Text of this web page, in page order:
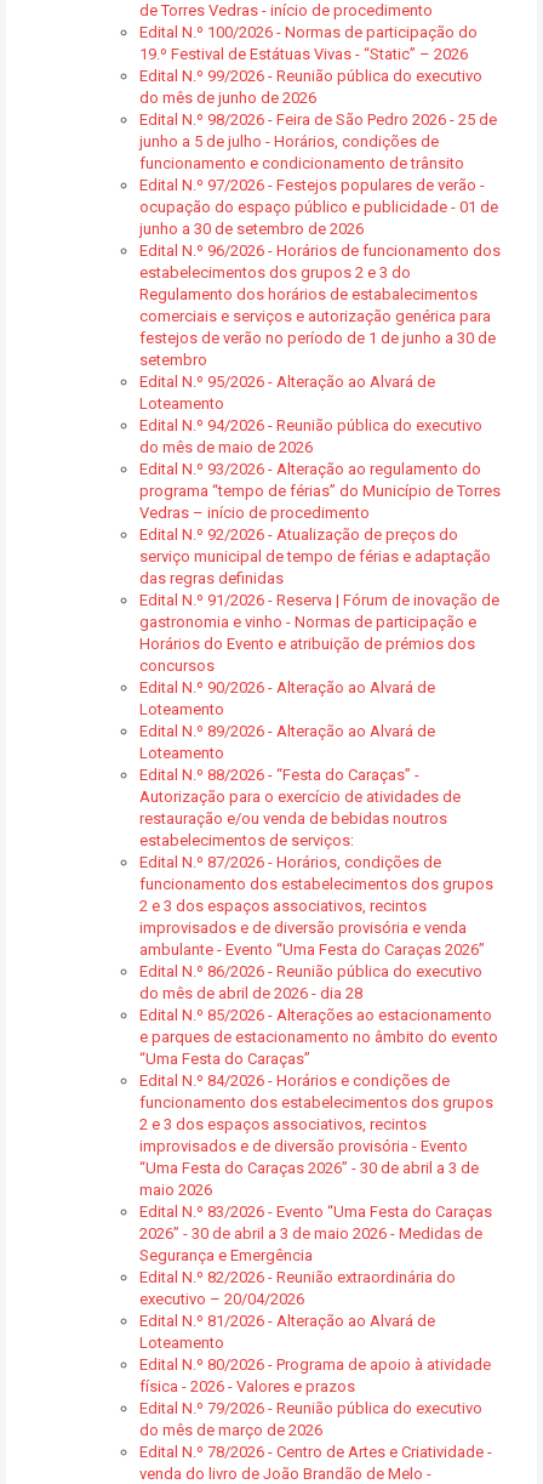
de Torres Vedras - início de procedimento
Edital N.º 100/2026 - Normas de participação do
19.º Festival de Estátuas Vivas - “Static” – 2026
Edital N.º 99/2026 - Reunião pública do executivo
do mês de junho de 2026
Edital N.º 98/2026 - Feira de São Pedro 2026 - 25 de
junho a 5 de julho - Horários, condições de
funcionamento e condicionamento de trânsito
Edital N.º 97/2026 - Festejos populares de verão -
ocupação do espaço público e publicidade - 01 de
junho a 30 de setembro de 2026
Edital N.º 96/2026 - Horários de funcionamento dos
estabelecimentos dos grupos 2 e 3 do
Regulamento dos horários de estabalecimentos
comerciais e serviços e autorização genérica para
festejos de verão no período de 1 de junho a 30 de
setembro
Edital N.º 95/2026 - Alteração ao Alvará de
Loteamento
Edital N.º 94/2026 - Reunião pública do executivo
do mês de maio de 2026
Edital N.º 93/2026 - Alteração ao regulamento do
programa “tempo de férias” do Município de Torres
Vedras – início de procedimento
Edital N.º 92/2026 - Atualização de preços do
serviço municipal de tempo de férias e adaptação
das regras definidas
Edital N.º 91/2026 - Reserva | Fórum de inovação de
gastronomia e vinho - Normas de participação e
Horários do Evento e atribuição de prémios dos
concursos
Edital N.º 90/2026 - Alteração ao Alvará de
Loteamento
Edital N.º 89/2026 - Alteração ao Alvará de
Loteamento
Edital N.º 88/2026 - “Festa do Caraças” -
Autorização para o exercício de atividades de
restauração e/ou venda de bebidas noutros
estabelecimentos de serviços:
Edital N.º 87/2026 - Horários, condições de
funcionamento dos estabelecimentos dos grupos
2 e 3 dos espaços associativos, recintos
improvisados e de diversão provisória e venda
ambulante - Evento “Uma Festa do Caraças 2026”
Edital N.º 86/2026 - Reunião pública do executivo
do mês de abril de 2026 - dia 28
Edital N.º 85/2026 - Alterações ao estacionamento
e parques de estacionamento no âmbito do evento
“Uma Festa do Caraças”
Edital N.º 84/2026 - Horários e condições de
funcionamento dos estabelecimentos dos grupos
2 e 3 dos espaços associativos, recintos
improvisados e de diversão provisória - Evento
“Uma Festa do Caraças 2026” - 30 de abril a 3 de
maio 2026
Edital N.º 83/2026 - Evento “Uma Festa do Caraças
2026” - 30 de abril a 3 de maio 2026 - Medidas de
Segurança e Emergência
Edital N.º 82/2026 - Reunião extraordinária do
executivo – 20/04/2026
Edital N.º 81/2026 - Alteração ao Alvará de
Loteamento
Edital N.º 80/2026 - Programa de apoio à atividade
física - 2026 - Valores e prazos
Edital N.º 79/2026 - Reunião pública do executivo
do mês de março de 2026
Edital N.º 78/2026 - Centro de Artes e Criatividade -
venda do livro de João Brandão de Melo -